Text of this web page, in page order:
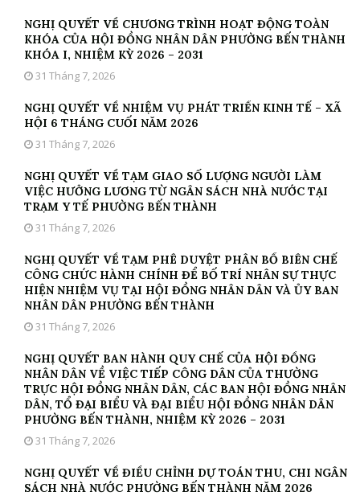
NGHỊ QUYẾT VỀ CHƯƠNG TRÌNH HOẠT ĐỘNG TOÀN
KHÓA CỦA HỘI ĐỒNG NHÂN DÂN PHƯỜNG BẾN THÀNH
KHÓA I, NHIỆM KỲ 2026 – 2031
31 Tháng 7, 2026
NGHỊ QUYẾT VỀ NHIỆM VỤ PHÁT TRIỂN KINH TẾ – XÃ
HỘI 6 THÁNG CUỐI NĂM 2026
31 Tháng 7, 2026
NGHỊ QUYẾT VỀ TẠM GIAO SỐ LƯỢNG NGƯỜI LÀM
VIỆC HƯỞNG LƯƠNG TỪ NGÂN SÁCH NHÀ NƯỚC TẠI
TRẠM Y TẾ PHƯỜNG BẾN THÀNH
31 Tháng 7, 2026
NGHỊ QUYẾT VỀ TẠM PHÊ DUYỆT PHÂN BỔ BIÊN CHẾ
CÔNG CHỨC HÀNH CHÍNH ĐỂ BỐ TRÍ NHÂN SỰ THỰC
HIỆN NHIỆM VỤ TẠI HỘI ĐỒNG NHÂN DÂN VÀ ỦY BAN
NHÂN DÂN PHƯỜNG BẾN THÀNH
31 Tháng 7, 2026
NGHỊ QUYẾT BAN HÀNH QUY CHẾ CỦA HỘI ĐỒNG
NHÂN DÂN VỀ VIỆC TIẾP CÔNG DÂN CỦA THƯỜNG
TRỰC HỘI ĐỒNG NHÂN DÂN, CÁC BAN HỘI ĐỒNG NHÂN
DÂN, TỔ ĐẠI BIỂU VÀ ĐẠI BIỂU HỘI ĐỒNG NHÂN DÂN
PHƯỜNG BẾN THÀNH, NHIỆM KỲ 2026 – 2031
31 Tháng 7, 2026
NGHỊ QUYẾT VỀ ĐIỀU CHỈNH DỰ TOÁN THU, CHI NGÂN
SÁCH NHÀ NƯỚC PHƯỜNG BẾN THÀNH NĂM 2026